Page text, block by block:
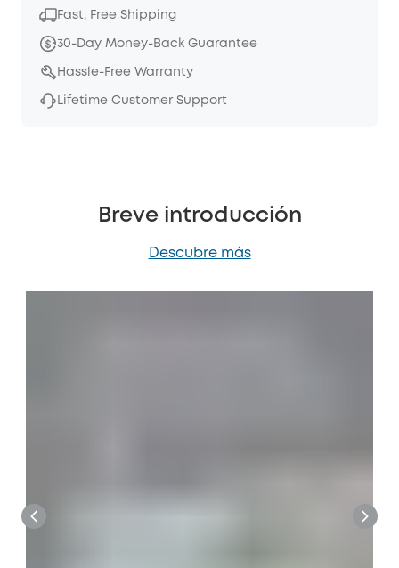
Fast, Free Shipping
30-Day Money-Back Guarantee
Hassle-Free Warranty
Lifetime Customer Support
Breve introducción
Descubre más